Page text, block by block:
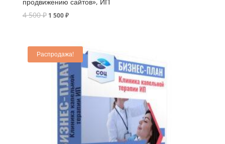
4 500₽ 1 500₽
Распродажа!